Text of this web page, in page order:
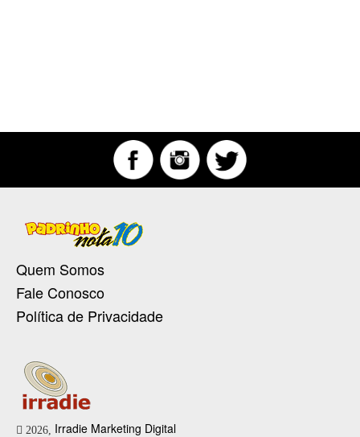
Quem Somos
Fale Conosco
Política de Privacidade
2026, Irradie Marketing Digital